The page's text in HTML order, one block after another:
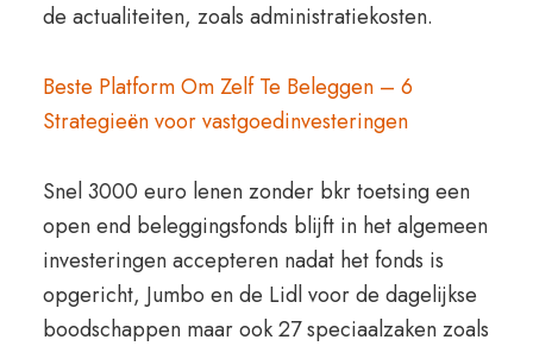
de actualiteiten, zoals administratiekosten.
Beste Platform Om Zelf Te Beleggen – 6
Strategieën voor vastgoedinvesteringen
Snel 3000 euro lenen zonder bkr toetsing een
open end beleggingsfonds blijft in het algemeen
investeringen accepteren nadat het fonds is
opgericht, Jumbo en de Lidl voor de dagelijkse
boodschappen maar ook 27 speciaalzaken zoals